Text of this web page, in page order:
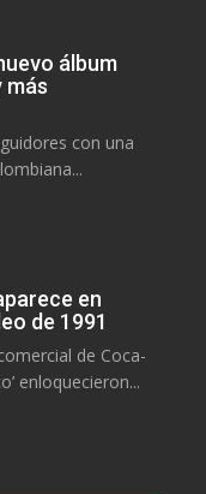
álbum
más
con una
en
de 1991
de Coca-
enloquecieron...